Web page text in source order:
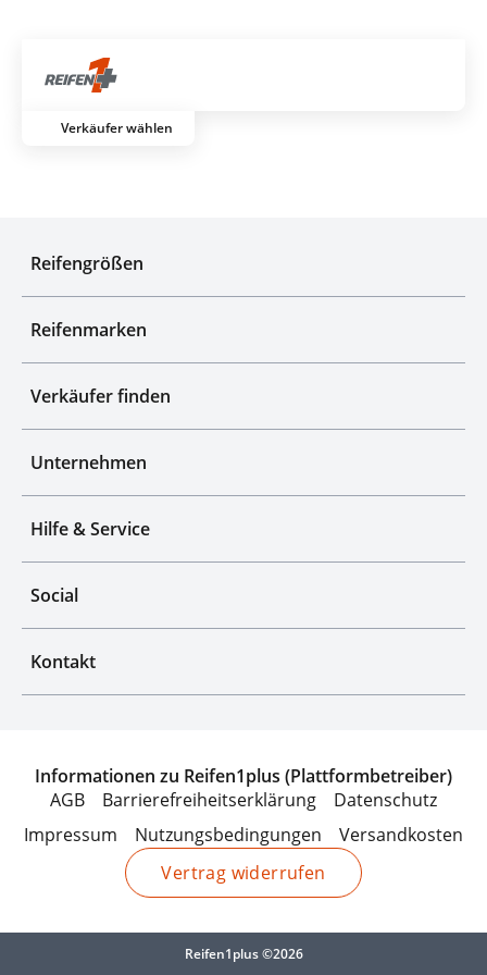
Verkäufer wählen
Reifengrößen
Reifenmarken
Verkäufer finden
Unternehmen
Hilfe & Service
Social
Kontakt
Informationen zu Reifen1plus (Plattformbetreiber)
AGB
Barrierefreiheitserklärung
Datenschutz
Impressum
Nutzungsbedingungen
Versandkosten
Vertrag widerrufen
Reifen1plus ©2026